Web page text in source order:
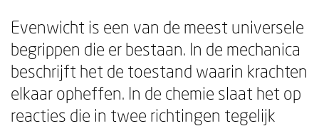
Evenwicht is een van de meest universele
begrippen die er bestaan. In de mechanica
beschrijft het de toestand waarin krachten
elkaar opheffen. In de chemie slaat het op
reacties die in twee richtingen tegelijk